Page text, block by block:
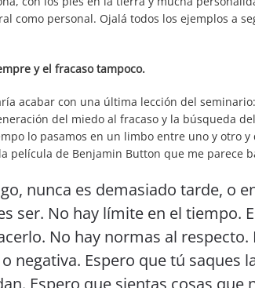
como personal. Ojalá todos los ejemplos a
y el fracaso tampoco.
acabar con una última lección del seminario:
del miedo al fracaso y la búsqueda
lo pasamos en un limbo entre uno y otro
película de Benjamin Button que me parece
nunca es demasiado tarde, o
ser. No hay límite en el tiempo.
No hay normas al
negativa. Espero que tú saques
Espero que sientas cosas que